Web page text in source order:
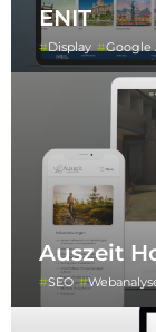
ENIT
Display Google
Auszeit
SEO